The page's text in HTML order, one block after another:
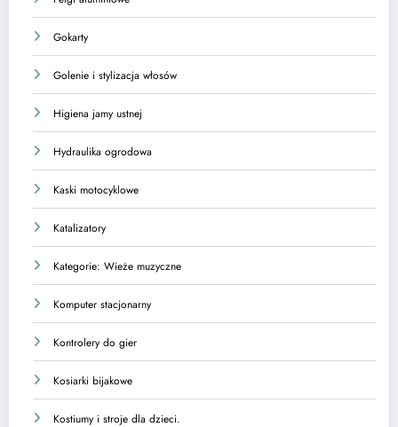
Gokarty
Golenie i stylizacja włosów
Higiena jamy ustnej
Hydraulika ogrodowa
Kaski motocyklowe
Katalizatory
Kategorie: Wieże muzyczne
Komputer stacjonarny
Kontrolery do gier
Kosiarki bijakowe
Kostiumy i stroje dla dzieci.